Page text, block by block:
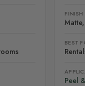
FINISH
BEST
Peel